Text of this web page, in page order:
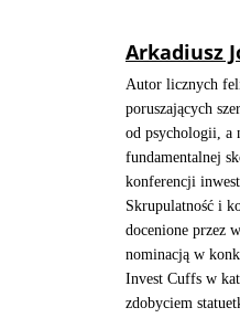
Arkadiusz
Autor licznych
poruszających
od psychologii, a
fundamentalnej
konferencji
Skrupulatność i
docenione przez
nominacją w
Invest Cuffs w
zdobyciem